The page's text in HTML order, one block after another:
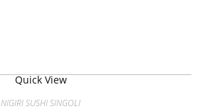
Quick View
NIGIRI SUSHI SINGOLI